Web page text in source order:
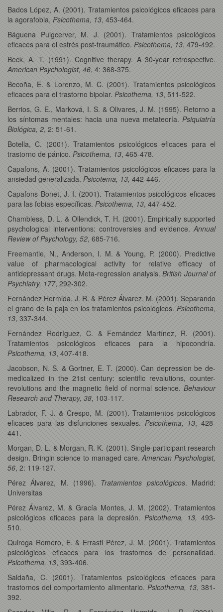
Bados López, A. (2001). Tratamientos psicológicos eficaces para
la agorafobia, Psicothema, 13, 453-464.
Báguena Puigcerver, M. J. (2001). Tratamientos psicológicos
eficaces para el estrés post-traumático. Psicothema, 13, 479-492.
Beck, A. T. (1991). Cognitive therapy. A 30-year retrospective.
American Psychologist, 46, 4: 368-375.
Becoña, E. & Lorenzo, M. C. (2001). Tratamientos psicológicos
eficaces para el trastorno bipolar. Psicothema, 13, 511-522.
Berrios, G. E., Marková, I. S. & Olivares, J. M. (1995). Retorno a
los síntomas mentales: hacia una nueva metateoría. Psiquiatría
Biológica, 2, 2: 51-61.
Botella, C. (2001). Tratamientos psicológicos eficaces para el
trastorno de pánico. Psicothema, 13, 465-478.
Capafons, A. (2001). Tratamientos psicológicos eficaces para la
ansiedad generalizada. Psicotema, 13, 442-446.
Capafons Bonet, J. I. (2001). Tratamientos psicológicos eficaces
para las fobias específicas. Psicothema, 13, 447-452.
Chambless, D. L. & Ollendick, T. H. (2001). Empirically supported
psychological interventions: controversies and evidence. Annual
Review of Psychology, 52, 685-716.
Freemantle, N., Anderson, I. M. & Young, P. (2000). Predictive
value of pharmacological activity for relative efficacy of
antidepressant drugs. Meta-regression analysis. British Journal of
Psychiatry, 177, 292-302.
Fernández Hermida, J. R. & Pérez Álvarez, M. (2001). Separando
el grano de la paja en los tratamientos psicológicos. Psicothema,
13, 337-344.
Fernández Rodríguez, C. & Fernández Martínez, R. (2001).
Tratamientos psicológicos eficaces para la hipocondría.
Psicothema, 13, 407-418.
Jacobson, N. S. & Gortner, E. T. (2000). Can depression be de-
medicalized in the 21st century: scientific revalutions, counter-
revolutions and the magnetic field of normal science. Behaviour
Research and Therapy, 38, 103-117.
Labrador, F. J. & Crespo, M. (2001). Tratamientos psicológicos
eficaces para las disfunciones sexuales. Psicothema, 13, 428-
441.
Morgan, D. L. & Morgan, R. K. (2001). Single-participant research
design. Bringin science to managed care.American Psychologist,
56, 2: 119-127.
Pérez Álvarez, M. (1996). Tratamientos psicológicos. Madrid:
Universitas
Pérez Álvarez, M. & Gracía Montes, J. M. (2002). Tratamientos
psicológicos eficaces para la depresión. Psicothema, 13, 493-
510.
Quiroga Romero, E. & Errasti Pérez, J. M. (2001). Tratamientos
psicológicos eficaces para los trastornos de personalidad.
Psicothema, 13, 393-406.
Saldaña, C. (2001). Tratamientos psicológicos eficaces para
trastornos del comportamiento alimentario. Psicothema, 13, 381-
392.